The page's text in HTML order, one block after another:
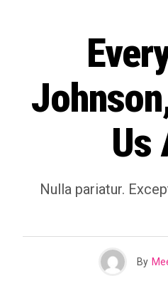
Us
Nulla pariatur.
By